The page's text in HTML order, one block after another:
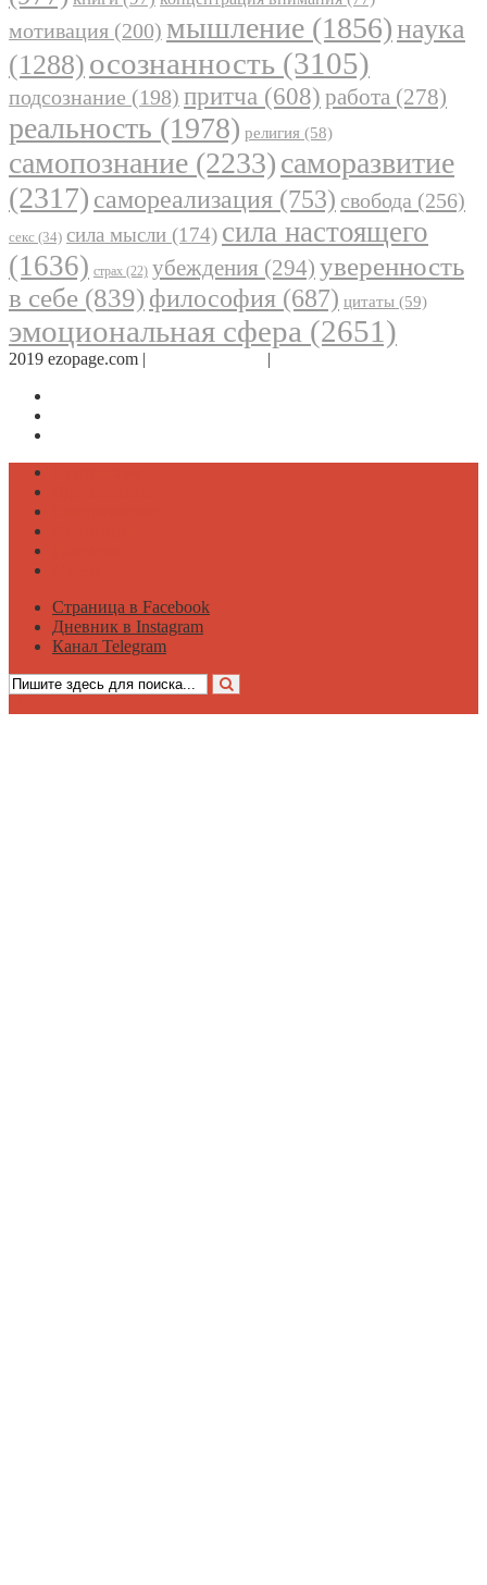
мотивация (200) мышление (1856)наука
(1288) осознанность (3105)
подсознание (198) притча (608) работа (278)
реальность (1978) религия (58)
самопознание (2233)саморазвитие
(2317) самореализация (753) свобода (256)
секс (34) сила мысли (174) сила настоящего
(1636) страх (22) убеждения (294) уверенность
в себе (839) философия (687) цитаты (59)
эмоциональная сфера (2651)
2019 ezopage.com | |
Страница в Facebook
Дневник в Instagram
Канал Telegram